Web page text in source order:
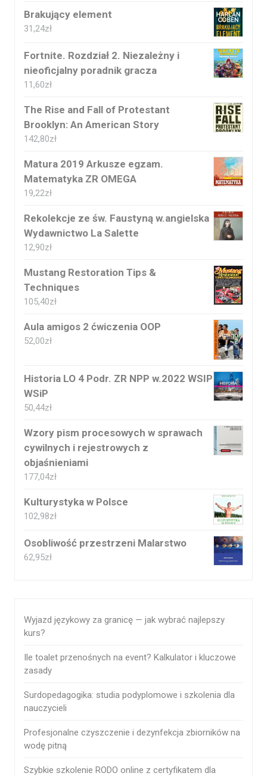
Brakujący element
31,24zł
Fortnite. Rozdział 2. Niezależny i
nieoficjalny poradnik gracza
11,60zł
The Rise and Fall of Protestant
Brooklyn: An American Story
142,80zł
Matura 2019 Arkusze egzam.
Matematyka ZR OMEGA
19,22zł
Rekolekcje ze św. Faustyną w.angielska
Wydawnictwo La Salette
12,90zł
Mustang Restoration Tips &
Techniques
105,40zł
Aula amigos 2 ćwiczenia OOP
52,00zł
Historia LO 4 Podr. ZR NPP w.2022 WSIP
WSiP
50,44zł
Wzory pism procesowych w sprawach
cywilnych i rejestrowych z
objaśnieniami
177,04zł
Kulturystyka w Polsce
102,98zł
Osobliwość przestrzeni Malarstwo
62,95zł
Wyjazd językowy za granicę — jak wybrać najlepszy
kurs?
Ile toalet przenośnych na event? Kalkulator i kluczowe
zasady
Surdopedagogika: studia podyplomowe i szkolenia dla
nauczycieli
Profesjonalne czyszczenie i dezynfekcja zbiorników na
wodę pitną
Szybkie szkolenie RODO online z certyfikatem dla